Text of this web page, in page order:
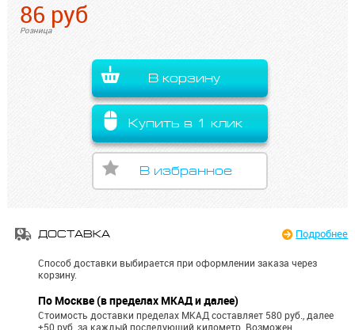
86 руб
Розница
В корзину
Купить в 1 клик
В избранное
ДОСТАВКА Подробнее
Способ доставки выбирается при оформлении заказа через
корзину.
По Москве (в пределах МКАД и далее)
Стоимость доставки пределах МКАД составляет 580 руб., далее
+50 руб. за каждый последующий километр. Возможен